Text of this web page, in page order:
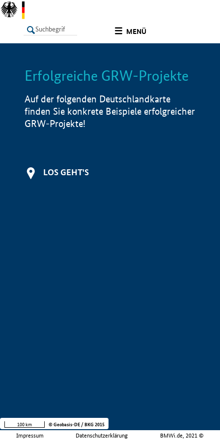
MENÜ
LISTE Info
Erfolgreiche GRW-Projekte
Auf der folgenden Deutschlandkarte
finden Sie konkrete Beispiele erfolgreicher
GRW-Projekte!
LOS GEHT'S
Impressum Datenschutzerklärung BMWi.de, 2021 ©
100 km © Geobasis-DE / BKG 2015